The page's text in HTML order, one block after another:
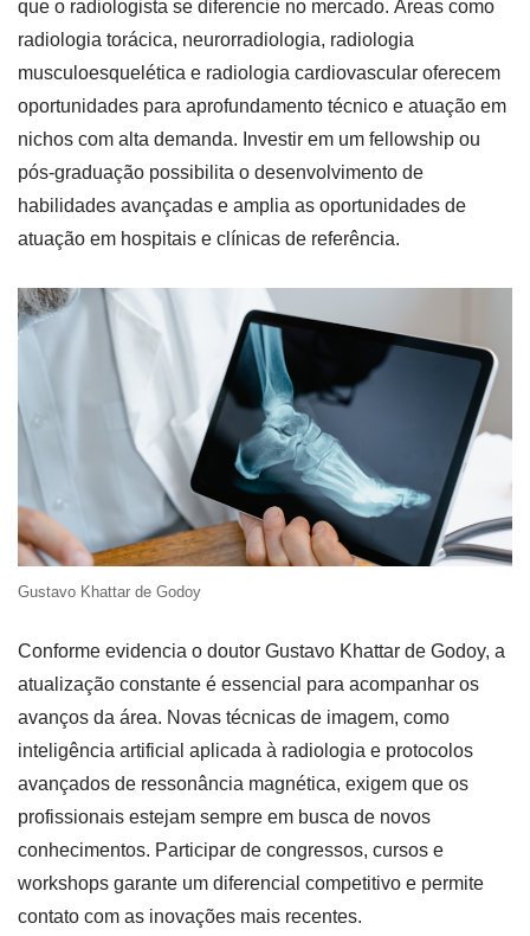
que o radiologista se diferencie no mercado. Áreas como
radiologia torácica, neurorradiologia, radiologia
musculoesquelética e radiologia cardiovascular oferecem
oportunidades para aprofundamento técnico e atuação em
nichos com alta demanda. Investir em um fellowship ou
pós-graduação possibilita o desenvolvimento de
habilidades avançadas e amplia as oportunidades de
atuação em hospitais e clínicas de referência.
Gustavo Khattar de Godoy
Conforme evidencia o doutor Gustavo Khattar de Godoy, a
atualização constante é essencial para acompanhar os
avanços da área. Novas técnicas de imagem, como
inteligência artificial aplicada à radiologia e protocolos
avançados de ressonância magnética, exigem que os
profissionais estejam sempre em busca de novos
conhecimentos. Participar de congressos, cursos e
workshops garante um diferencial competitivo e permite
contato com as inovações mais recentes.